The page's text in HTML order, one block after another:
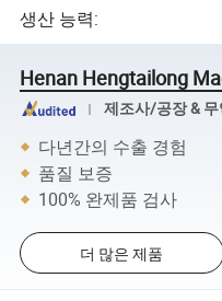
생산 능력:
Henan Hengtailong
제조사/공장 & 무
다년간의 수출 경험
품질 보증
100% 완제품 검사
더 많은 제품